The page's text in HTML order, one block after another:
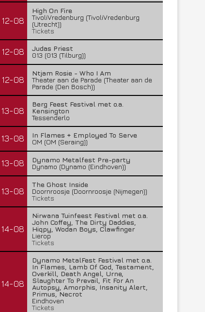
12-08
High On Fire
TivoliVredenburg (TivoliVredenburg
(Utrecht))
Tickets
12-08
Judas Priest
013 (013 (Tilburg))
12-08
Ntjam Rosie - Who I Am
Theater aan de Parade (Theater aan de
Parade (Den Bosch))
13-08
Berg Feest Festival met o.a.
Kensington
Tessenderlo
13-08
In Flames + Employed To Serve
OM (OM (Seraing))
13-08
Dynamo Metalfest Pre-party
Dynamo (Dynamo (Eindhoven))
13-08
The Ghost Inside
Doornroosje (Doornroosje (Nijmegen))
Tickets
14-08
Nirwana Tuinfeest Festival met o.a.
John Coffey, The Dirty Daddies,
Hiqpy, Wodan Boys, Clawfinger
Lierop
Tickets
14-08
Dynamo MetalFest Festival met o.a.
In Flames, Lamb Of God, Testament,
Overkill, Death Angel, Urne,
Slaughter To Prevail, Fit For An
Autopsy, Amorphis, Insanity Alert,
Primus, Necrot
Eindhoven
Tickets